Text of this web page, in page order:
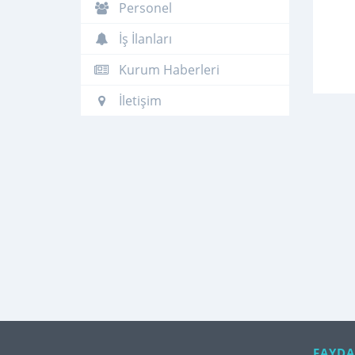
Personel
İş İlanları
Kurum Haberleri
İletişim